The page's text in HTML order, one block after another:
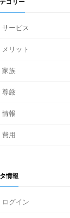
ゴリー
サービス
メリット
家族
尊厳
情報
費用
情報
ログイン